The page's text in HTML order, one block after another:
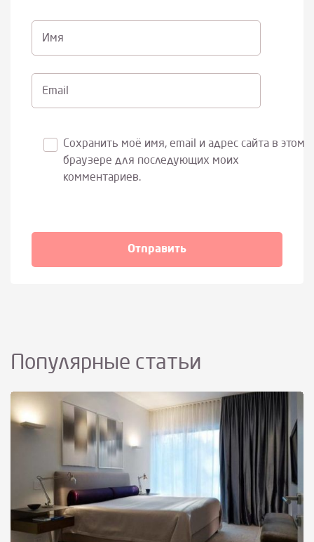
Имя
Email
Сохранить моё имя, email и адрес сайта в этом
браузере для последующих моих
комментариев.
Популярные статьи